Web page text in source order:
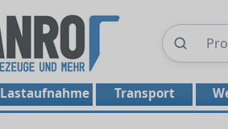
Lastaufnahme Transport